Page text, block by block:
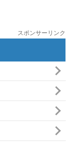
スポンサーリンク